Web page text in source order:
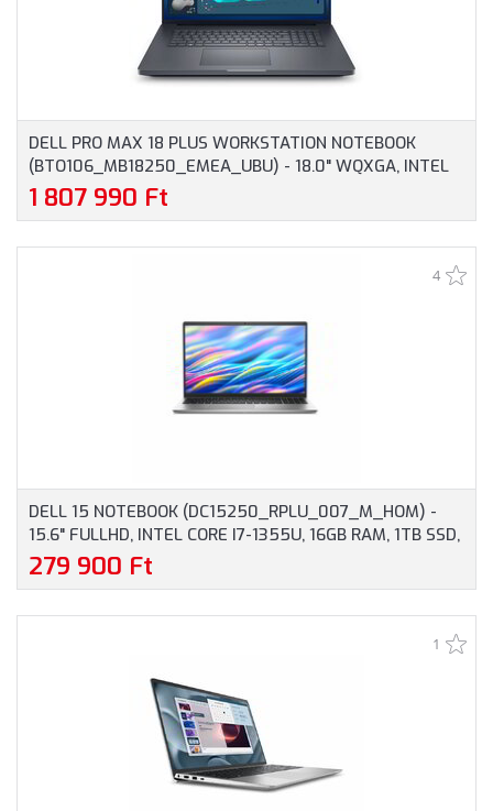
DELL PRO MAX 18 PLUS WORKSTATION NOTEBOOK
(BTO106_MB18250_EMEA_UBU) - 18.0" WQXGA, INTEL
CORE ULTRA 9-285HX, 32GB RAM, 1TB SSD, NVIDIA RTX
PRO 3000 BLACKWELL 12GB, MAGYAR BILLENTYŰZET,
1 807 990 Ft
4
DELL 15 NOTEBOOK (DC15250_RPLU_007_M_HOM) -
15.6" FULLHD, INTEL CORE I7-1355U, 16GB RAM, 1TB SSD,
MAGYAR BILLENTYŰZET, WINDOWS 11 HOME, 3 ÉV
GARANCIA, EZÜST SZÍNBEN
279 900 Ft
1